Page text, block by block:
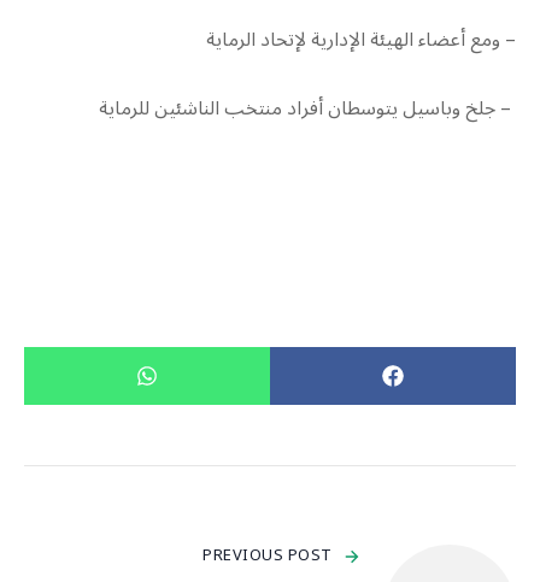
– ومع أعضاء الهيئة الإدارية لإتحاد الرماية
– جلخ وباسيل يتوسطان أفراد منتخب الناشئين للرماية
PREVIOUS POST